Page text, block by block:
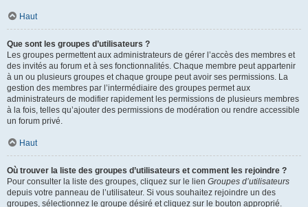
Haut
Que sont les groupes d’utilisateurs ?
Les groupes permettent aux administrateurs de gérer l’accès des membres et
des invités au forum et à ses fonctionnalités. Chaque membre peut appartenir
à un ou plusieurs groupes et chaque groupe peut avoir ses permissions. La
gestion des membres par l’intermédiaire des groupes permet aux
administrateurs de modifier rapidement les permissions de plusieurs membres
à la fois, telles qu’ajouter des permissions de modération ou rendre accessible
un forum privé.
Haut
Où trouver la liste des groupes d’utilisateurs et comment les rejoindre ?
Pour consulter la liste des groupes, cliquez sur le lien Groupes d’utilisateurs
depuis votre panneau de l’utilisateur. Si vous souhaitez rejoindre un des
groupes, sélectionnez le groupe désiré et cliquez sur le bouton approprié.